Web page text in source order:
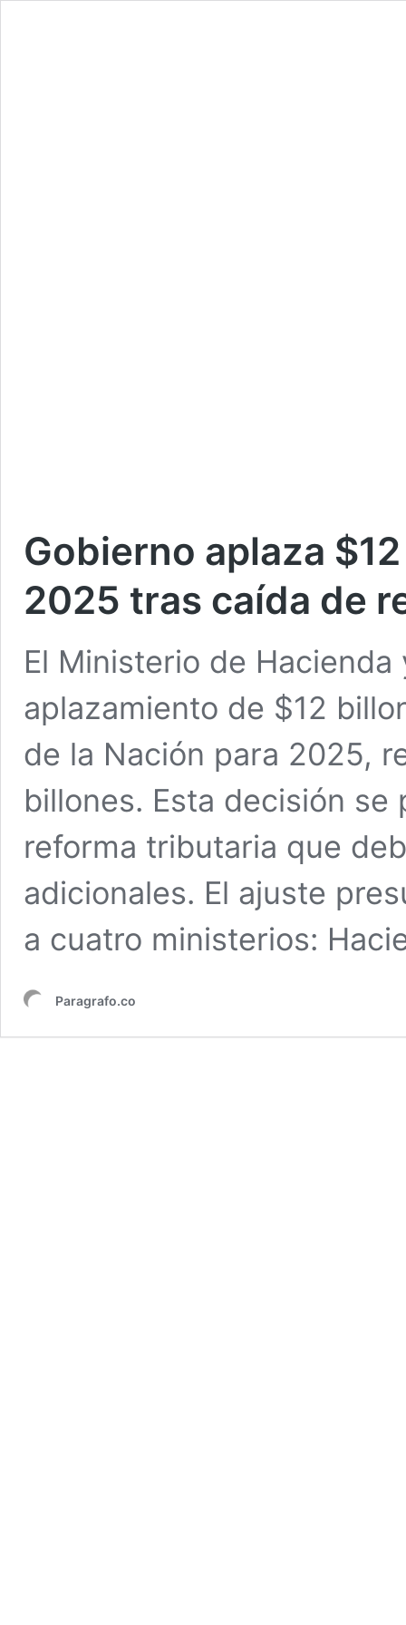
Gobierno aplaza
2025 tras caída de
El Ministerio de
aplazamiento de $12
de la Nación para 2025,
billones. Esta decisión
reforma tributaria que
adicionales. El ajuste
a cuatro ministerios:
Paragrafo.co